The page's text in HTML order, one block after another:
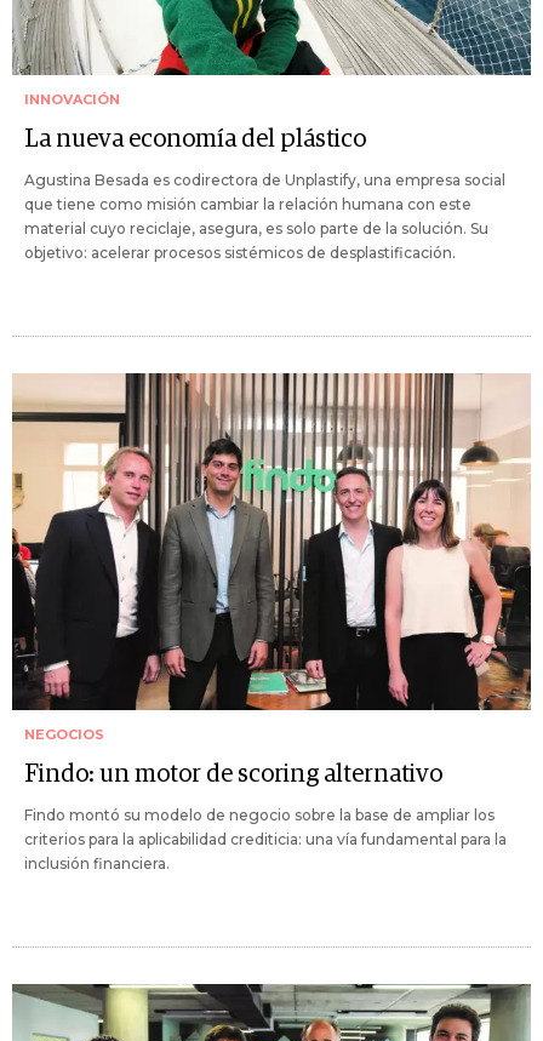
INNOVACIÓN
La nueva economía del plástico
Agustina Besada es codirectora de Unplastify, una empresa social
que tiene como misión cambiar la relación humana con este
material cuyo reciclaje, asegura, es solo parte de la solución. Su
objetivo: acelerar procesos sistémicos de desplastificación.
NEGOCIOS
Findo: un motor de scoring alternativo
Findo montó su modelo de negocio sobre la base de ampliar los
criterios para la aplicabilidad crediticia: una vía fundamental para la
inclusión financiera.